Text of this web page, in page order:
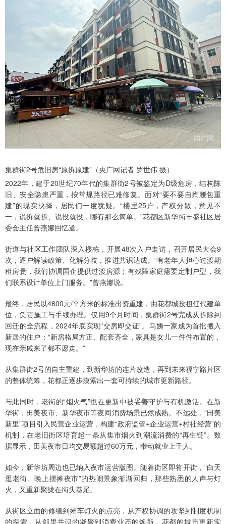
集群街2号危旧房“原拆原建”（央广网记者 罗世伟 摄）
2022年，建于20世纪70年代的集群街2号被鉴定为D级危房，结构陈
旧、安全隐患严重，按常规路径已难修复。面对“要不要自掏腰包重
建”的现实抉择，居民们一度犹疑。“楼里25户，产权分散，意见不
一，说拆就拆、说投就投，哪有那么简单。”花都区新华街丰盛社区居
委会主任曾燕娜回忆道。
街道与社区工作团队深入楼栋，开展48次入户走访，召开居民大会9
次，逐户解读政策、化解分歧，推进共识达成。“有老年人担心过渡期
租房贵，我们协调国企提供过渡房源；有残障家庭需要定制户型，我
们联系设计单位上门服务。”曾燕娜说。
最终，居民以4600元/平方米的标准出资重建，由花都城投担任代建单
位，负责施工与手续办理。仅用9个月时间，集群街2号完成从拆除到
回迁的全流程，2024年底实现“交房即交证”。马姨一家成为首批搬入
新居的住户：“新房格局方正、配套齐全，家具是女儿一件件布置的，
现在亲戚来了都不愿走。”
从集群街2号的自主重建，到新华坊的连片改造，再到未来福宁路片区
的整体统筹，花都正逐步摸索出一套可持续的城市更新路径。
与此同时，老街的“烟火气”也在更新中被妥善守护与有机激活。在新
华街，田美夜市、新华夜市等夜间消费场景已然成熟。不远处，“田美
新里”项目引入民营企业运营，构建“政府监管+企业运营+村社经营”的
机制，在老旧街区培育起一条从集市烟火到潮流消费的“再生链”。数
据显示，田美夜市日均交易额超过60万元，带动就业上千人。
如今，新华坊周边也已纳入夜市运营版图。随着街区即将开街，“白天
逛老街、晚上摆摊夜市”的热闹景象渐渐回归，那些熟悉的人声与灯
火，又重新聚拢在街头巷尾。
从街区立面的修缮到摊车灯火的点亮，从产权协调的攻坚到制度机制
的探索，从邻里共识的凝聚到消费业态的焕新，花都的城市更新实